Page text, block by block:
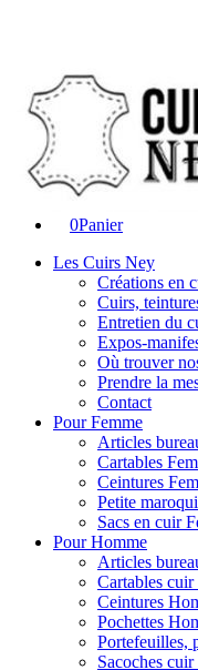
0Panier
Les Cuirs Ney
Créations en
Cuirs,
Entretien du
Expos-
Où trouver
Prendre la
Contact
Pour Femme
Articles
Cartables
Ceintures
Petite
Sacs en cuir
Pour Homme
Articles
Cartables
Ceintures
Pochettes
Portefeuilles,
Sacoches